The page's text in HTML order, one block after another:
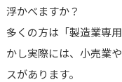
浮かべますか？
多くの方は「製造業専
かし実際には、小売業
スがあります。